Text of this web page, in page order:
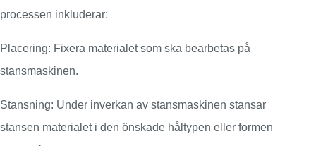
processen inkluderar:
Placering: Fixera materialet som ska bearbetas på
stansmaskinen.
Stansning: Under inverkan av stansmaskinen stansar
stansen materialet i den önskade håltypen eller formen